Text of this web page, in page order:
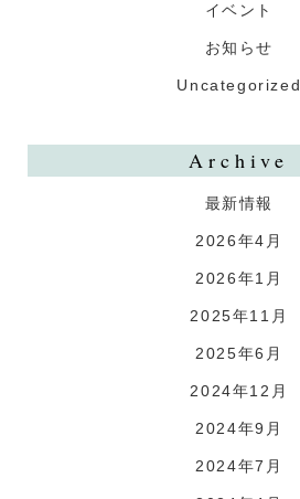
イベント
お知らせ
Uncategorized
Archive
最新情報
2026年4月
2026年1月
2025年11月
2025年6月
2024年12月
2024年9月
2024年7月